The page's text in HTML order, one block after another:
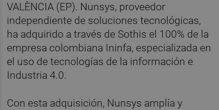
VALÈNCIA (EP). Nunsys, proveedor
independiente de soluciones tecnológicas,
ha adquirido a través de Sothis el 100% de la
empresa colombiana Ininfa, especializada en
el uso de tecnologías de la información e
Industria 4.0.
Con esta adquisición, Nunsys amplía y